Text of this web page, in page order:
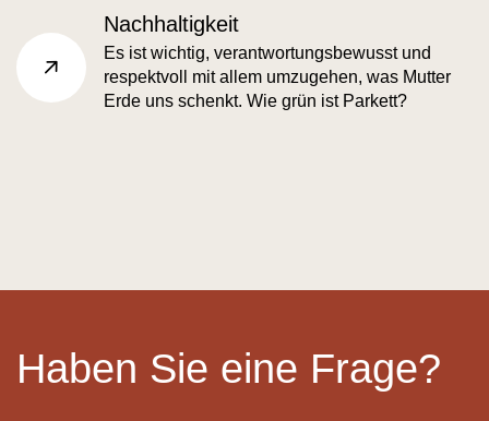
faq-category.read more
Nachhaltigkeit
Es ist wichtig, verantwortungsbewusst und
respektvoll mit allem umzugehen, was Mutter
Erde uns schenkt. Wie grün ist Parkett?
Haben Sie eine Frage?